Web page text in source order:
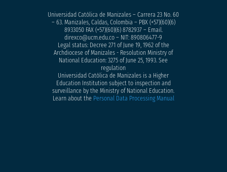
Universidad Católica de Manizales – Carrera 23 No. 60
– 63. Manizales, Caldas, Colombia – PBX (+57)(60)(6)
8933050FAX (+57)(60)(6) 8782937 – Email.
direxco@ucm.edu.co – NIT: 890806477-9
Legal status: Decree 271 of June 19, 1962 of the
Archdiocese of Manizales - Resolution Ministry of
National Education: 3275 of June 25, 1993. See
regulation
Universidad Católica de Manizales is a Higher
Education Institution subject to inspection and
surveillance by the Ministry of National Education.
Learn about the Personal Data Processing Manual